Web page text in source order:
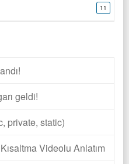
11
geldi!
private, static)
Videolu Anlatım